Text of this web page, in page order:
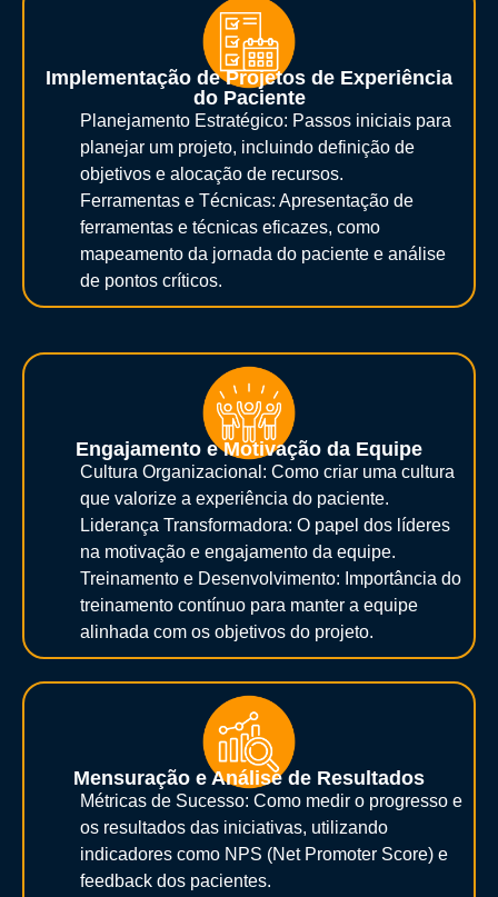
Implementação de Projetos de Experiência
do Paciente
Planejamento Estratégico: Passos iniciais para
planejar um projeto, incluindo definição de
objetivos e alocação de recursos.
Ferramentas e Técnicas: Apresentação de
ferramentas e técnicas eficazes, como
mapeamento da jornada do paciente e análise
de pontos críticos.
Engajamento e Motivação da Equipe
Cultura Organizacional: Como criar uma cultura
que valorize a experiência do paciente.
Liderança Transformadora: O papel dos líderes
na motivação e engajamento da equipe.
Treinamento e Desenvolvimento: Importância do
treinamento contínuo para manter a equipe
alinhada com os objetivos do projeto.
Mensuração e Análise de Resultados
Métricas de Sucesso: Como medir o progresso e
os resultados das iniciativas, utilizando
indicadores como NPS (Net Promoter Score) e
feedback dos pacientes.